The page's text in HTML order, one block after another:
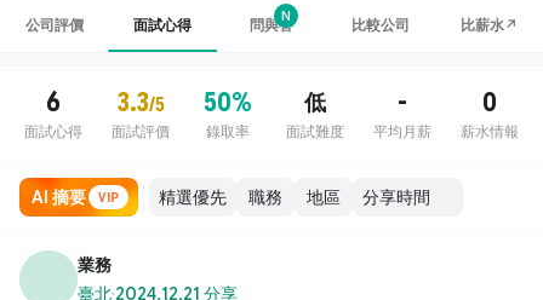
公司評價 面試心得 問與答
N
比較公司 比薪水↗
6
面試心得
3.3/5
面試評價
50%
錄取率
低
面試難度
-
平均月薪
0
薪水情報
AI 摘要 VIP 職務 地區
業務
臺北·2024.12.21 分享